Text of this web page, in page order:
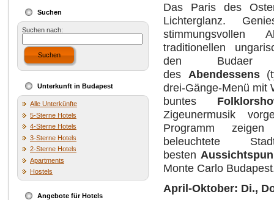
Suchen
Suchen nach:
Suchen
Unterkunft in Budapest
Alle Unterkünfte
5-Sterne Hotels
4-Sterne Hotels
3-Sterne Hotels
2-Sterne Hotels
Apartments
Hostels
Angebote für Hotels
Das Paris des
Lichterglanz.
traditionellen
den Budaer
des Abendessens
drei-Gänge-Menü mit
buntes
Zigeunermusik
Programm
beleuchtete
besten
Monte Carlo
April-Oktober: Di.,